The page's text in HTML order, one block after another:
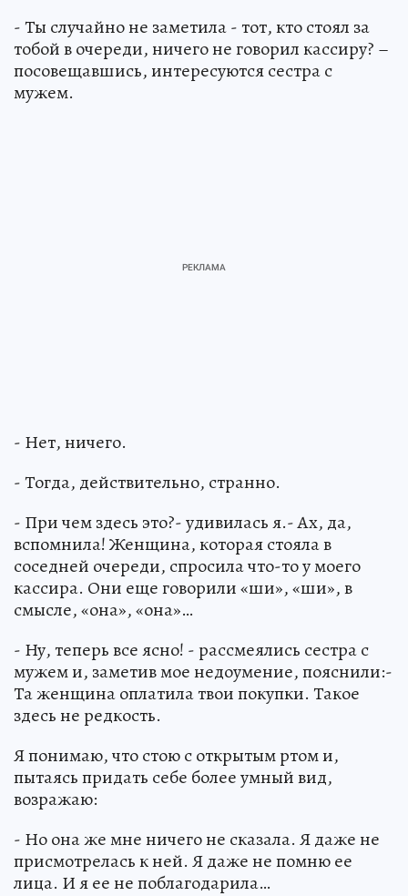
- Ты случайно не заметила - тот, кто стоял за
тобой в очереди, ничего не говорил кассиру? –
посовещавшись, интересуются сестра с
мужем.
- Нет, ничего.
- Тогда, действительно, странно.
- При чем здесь это?- удивилась я.- Ах, да,
вспомнила! Женщина, которая стояла в
соседней очереди, спросила что-то у моего
кассира. Они еще говорили «ши», «ши», в
смысле, «она», «она»…
- Ну, теперь все ясно! - рассмеялись сестра с
мужем и, заметив мое недоумение, пояснили:-
Та женщина оплатила твои покупки. Такое
здесь не редкость.
Я понимаю, что стою с открытым ртом и,
пытаясь придать себе более умный вид,
возражаю:
- Но она же мне ничего не сказала. Я даже не
присмотрелась к ней. Я даже не помню ее
лица. И я ее не поблагодарила…